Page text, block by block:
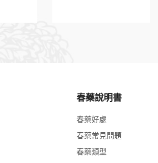
春藥說明書
春藥好處
春藥常見問題
春藥類型